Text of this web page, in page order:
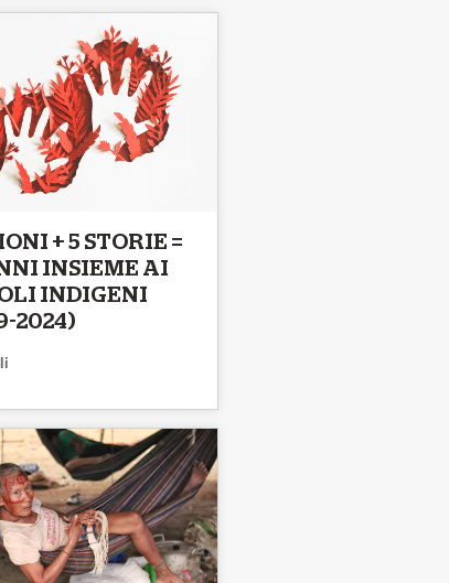
+ 5 STORIE =
INSIEME AI
INDIGENI
2024)